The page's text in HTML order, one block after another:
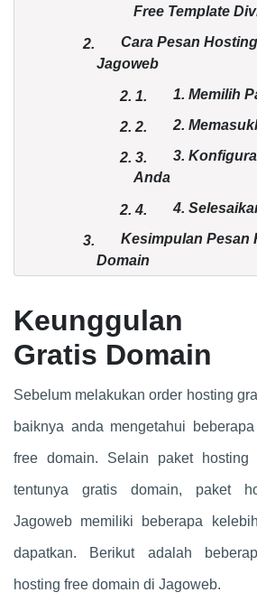
Free Template
2.
Cara Pesan
Jagoweb
2. 1. 1. Memilih
2. 2. 2.
2. 3.
3.
Anda
2.4. 4.
3.
Kesimpulan Pesan
Domain
Keunggulan
Gratis Domain
Sebelum melakukan order hosting
baiknya anda mengetahui
free domain. Selain paket hosting
tentunya gratis domain, paket
Jagoweb memiliki beberapa
dapatkan. Berikut adalah
hosting free domain di Jagoweb.